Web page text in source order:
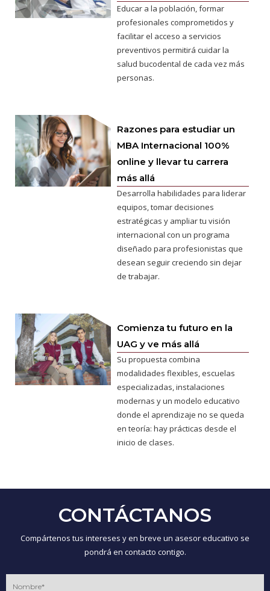
Educar a la población, formar
profesionales comprometidos y
facilitar el acceso a servicios
preventivos permitirá cuidar la
salud bucodental de cada vez más
personas.
Razones para estudiar un
MBA Internacional 100%
online y llevar tu carrera
más allá
Desarrolla habilidades para liderar
equipos, tomar decisiones
estratégicas y ampliar tu visión
internacional con un programa
diseñado para profesionistas que
desean seguir creciendo sin dejar
de trabajar.
Comienza tu futuro en la
UAG y ve más allá
Su propuesta combina
modalidades flexibles, escuelas
especializadas, instalaciones
modernas y un modelo educativo
donde el aprendizaje no se queda
en teoría: hay prácticas desde el
inicio de clases.
CONTÁCTANOS
Compártenos tus intereses y en breve un asesor educativo se
pondrá en contacto contigo.